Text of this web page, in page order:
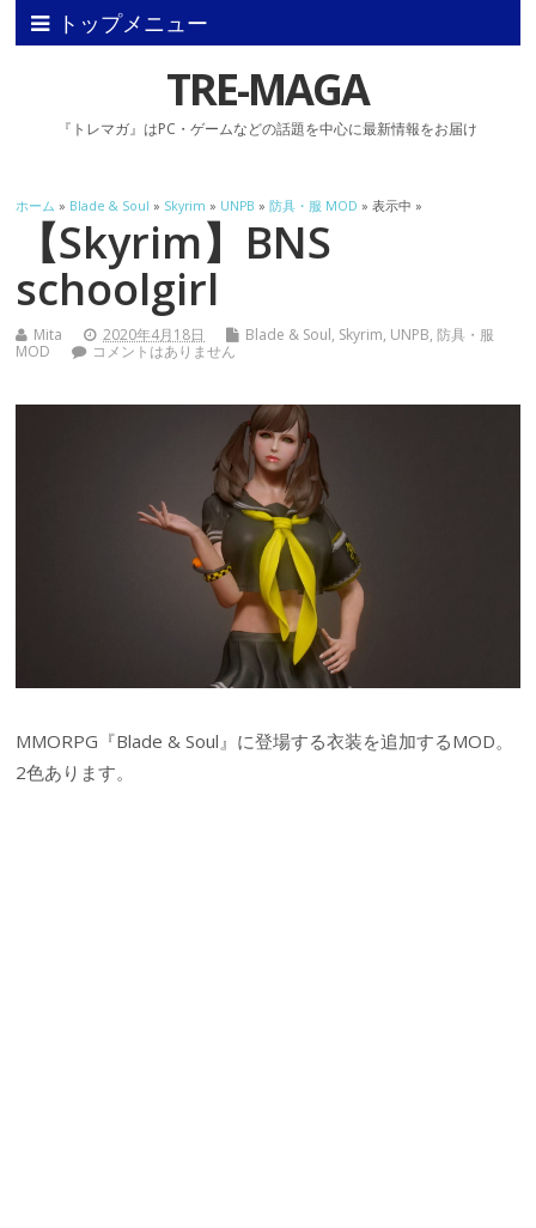
トップメニュー
TRE-MAGA
『トレマガ』はPC・ゲームなどの話題を中心に最新情報をお届け
ホーム » Blade & Soul » Skyrim » UNPB »防具・服 MOD » 表示中 »
【Skyrim】BNS
schoolgirl
Mita 2020年4月18日 Blade & Soul, Skyrim, UNPB,防具・服
MOD
コメントはありません
MMORPG『Blade & Soul』に登場する衣装を追加するMOD。
2色あります。